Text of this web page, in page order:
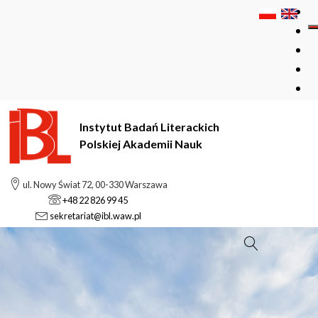
Instytut Badań Literackich
Polskiej Akademii Nauk
ul. Nowy Świat 72, 00-330 Warszawa
+48 22 826 99 45
sekretariat@ibl.waw.pl
Szukaj